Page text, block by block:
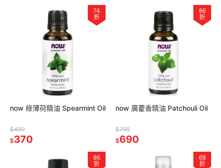
74
折
now 綠薄荷精油 Spearmint Oil
$499
$370
86
折
now 廣藿香精油 Patchouli Oil
$799
$690
86
折
68
折